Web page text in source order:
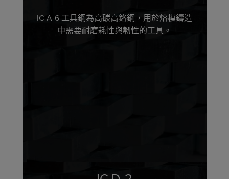
IC A-6 工具鋼為高碳高鉻鋼，用於熔模鑄造
中需要耐磨耗性與韌性的工具。